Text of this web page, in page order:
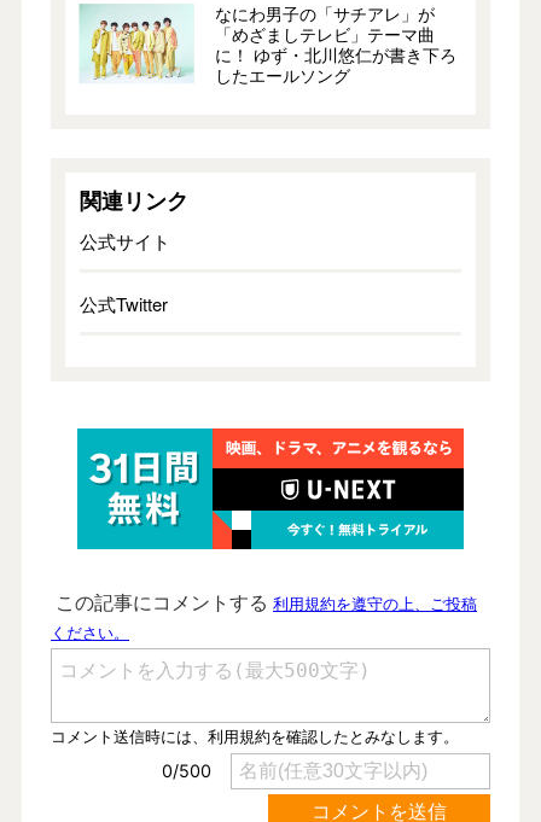
なにわ男子の「サチアレ」が
「めざましテレビ」テーマ曲
に！ ゆず・北川悠仁が書き下ろ
したエールソング
関連リンク
公式サイト
公式Twitter